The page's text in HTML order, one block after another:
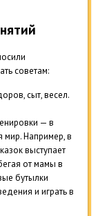
советам:
сыт, весел.
— в
мир. Например, в
выступает
от мамы в
бутылки
и играть в